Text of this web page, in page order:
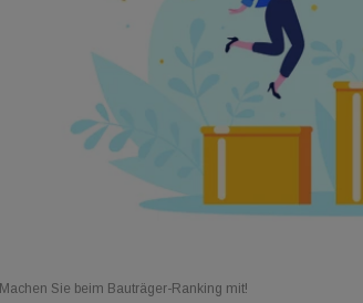
Machen Sie beim Bauträger-Ranking mit!